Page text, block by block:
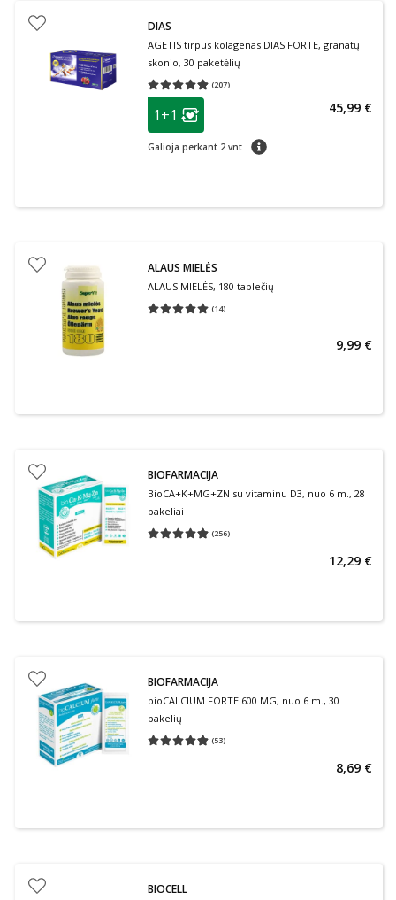
DIAS
AGETIS tirpus kolagenas DIAS FORTE, granatų
skonio, 30 paketėlių
(207)
Vidutinis įvertinimas 4.87
patarimas
Lojalumo klubo narių nuolaida
1+1
Galioja perkant 2 vnt. patarimas
45,99 €
ALAUS MIELĖS
ALAUS MIELĖS, 180 tablečių
(14)
Vidutinis įvertinimas 5.00
9,99 €
BIOFARMACIJA
BioCA+K+MG+ZN su vitaminu D3, nuo 6 m., 28
pakeliai
(256)
Vidutinis įvertinimas 4.90
12,29 €
BIOFARMACIJA
bioCALCIUM FORTE 600 MG, nuo 6 m., 30
pakelių
(53)
Vidutinis įvertinimas 4.87
8,69 €
BIOCELL